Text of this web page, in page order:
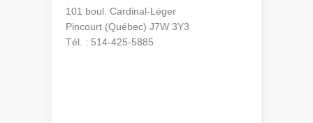
101 boul. Cardinal-Léger
Pincourt (Québec) J7W 3Y3
Tél. : 514-425-5885